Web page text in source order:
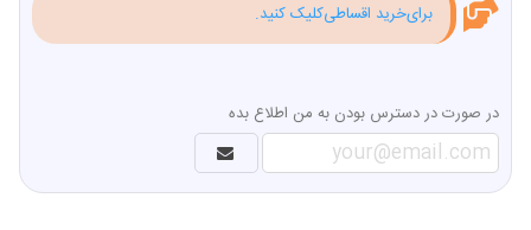
برای‌خرید اقساطی‌کلیک کنید.
در صورت در دسترس بودن به من اطلاع بده